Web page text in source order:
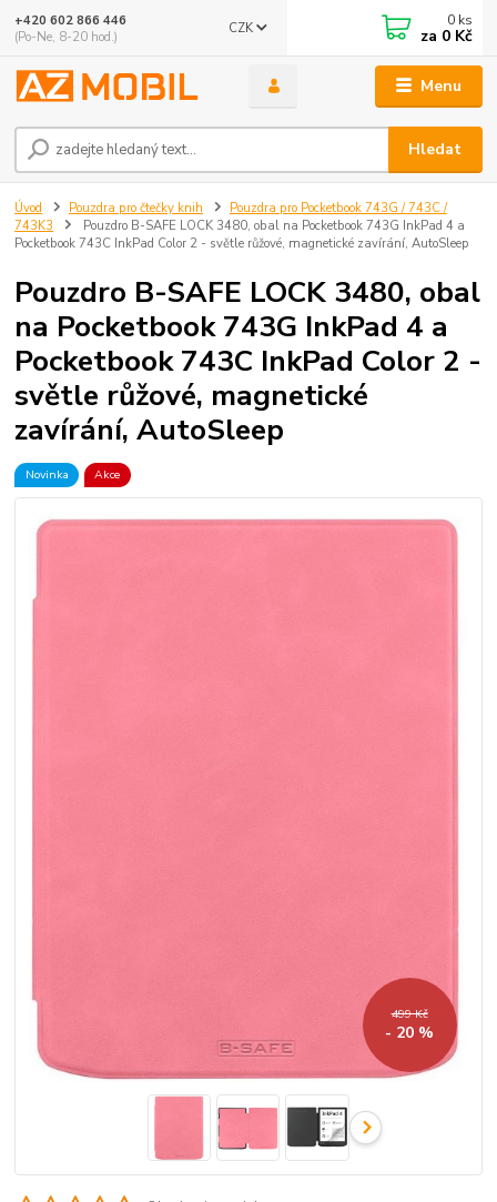
Menu
CZK
Hledat
+420 602 866 446
(Po-Ne, 8-20 hod.)
0 ks
za 0 Kč
Úvod Pouzdra pro čtečky knih
Pouzdra pro Pocketbook 743G / 743C /
743K3
Pouzdro B-SAFE LOCK 3480, obal na Pocketbook 743G InkPad 4 a
Pocketbook 743C InkPad Color 2 - světle růžové, magnetické zavírání, AutoSleep
Pouzdro B-SAFE LOCK 3480, obal
na Pocketbook 743G InkPad 4 a
Pocketbook 743C InkPad Color 2 -
světle růžové, magnetické
zavírání, AutoSleep
Novinka Akce
499 Kč
- 20 %